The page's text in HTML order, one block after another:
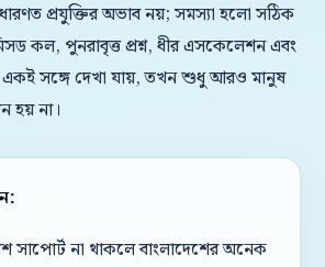
প্রযুক্তির অভাব নয়; সমস্যা হলো সঠিক
কল, পুনরাবৃত্ত প্রশ্ন, ধীর এসকেলেশন এবং
একই সঙ্গে দেখা যায়, তখন শুধু আরও মানুষ
হয় না।
সাপোর্ট না থাকলে বাংলাদেশের অনেক